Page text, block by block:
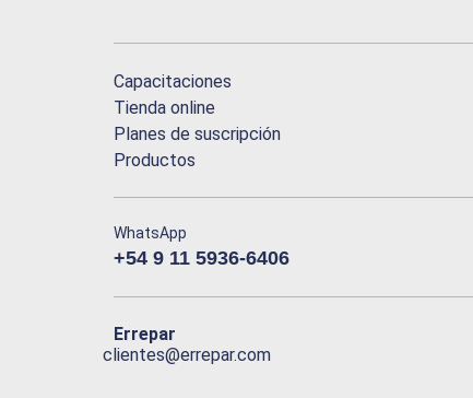
Capacitaciones
Tienda online
Planes de suscripción
Productos
WhatsApp
+54 9 11 5936-6406
Errepar
clientes@errepar.com